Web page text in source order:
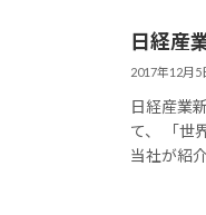
日経産
2017年12月5
日経産業
て、 「世
当社が紹